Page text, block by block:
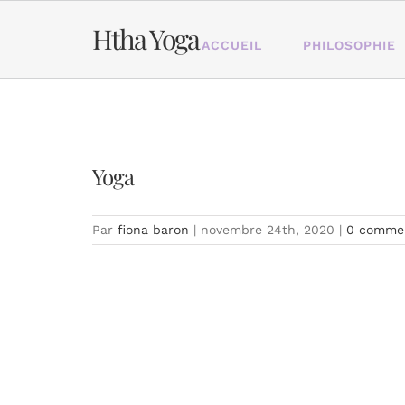
ACCUEIL PHILOSOPHIE
Htha Yoga
Yoga
Par fiona baron | novembre 24th, 2020 | 0